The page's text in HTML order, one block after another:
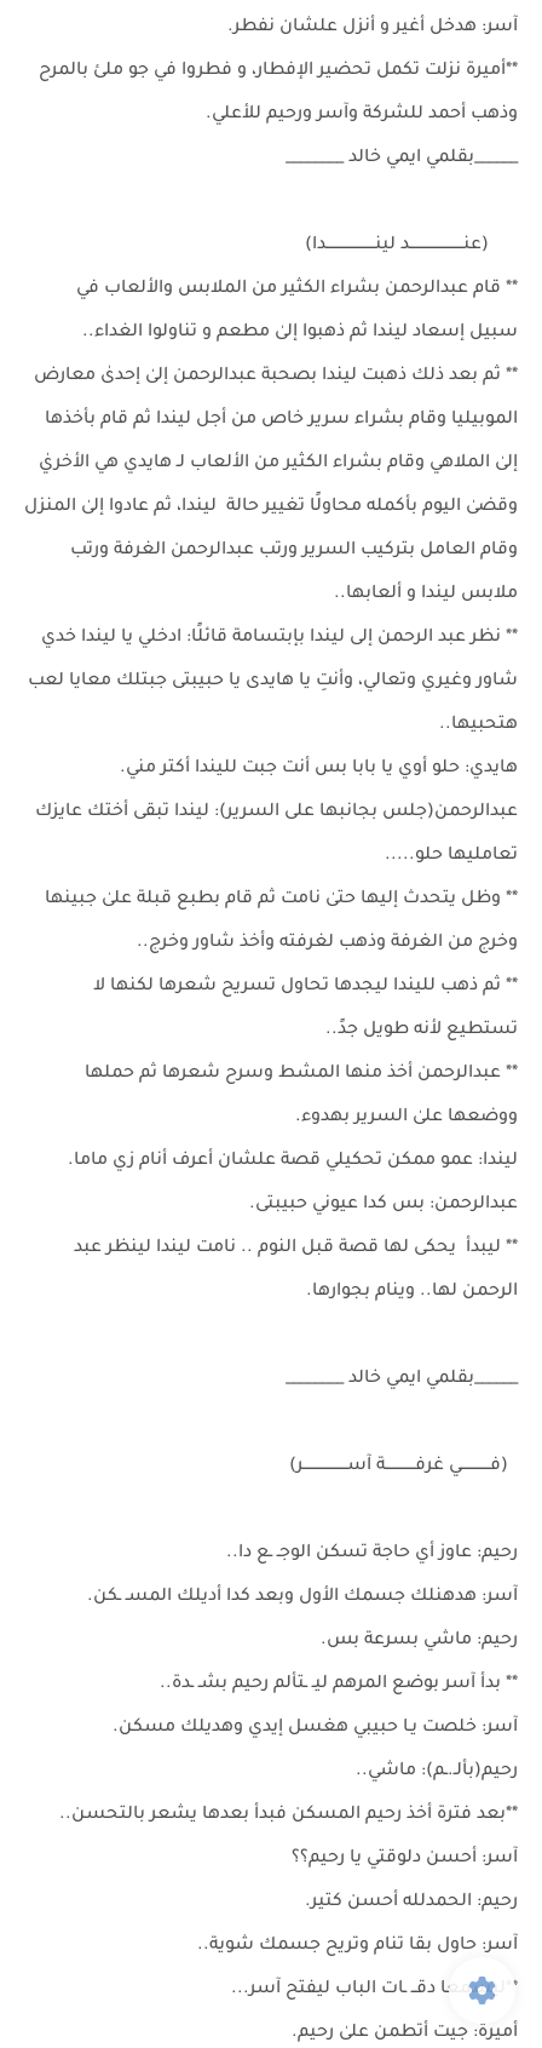
آسر: هدخل أغير و أنزل علشان نفطر.
**أميرة نزلت تكمل تحضير الإفطار، و فطروا في جو ملئ بالمرح
وذهب أحمد للشركة وآسر ورحيم للأعلي.
______بقلمي ايمي خالد ________
(عنــــــــــــــــــــــد لينــــــــــــــــــــدا)
** قام عبدالرحمن بشراء الكثير من الملابس والألعاب في
سبيل إسعاد ليندا ثم ذهبوا إلىٰ مطعم و تناولوا الغداء..
** ثم بعد ذلك ذهبت ليندا بصحبة عبدالرحمن إلىٰ إحدىٰ معارض
الموبيليا وقام بشراء سرير خاص من أجل ليندا ثم قام بأخذها
إلىٰ الملاهي وقام بشراء الكثير من الألعاب لـ هايدي هي الأخريٰ
وقضىٰ اليوم بأكمله محاولًا تغيير حالة ليندا، ثم عادوا إلىٰ المنزل
وقام العامل بتركيب السرير ورتب عبدالرحمن الغرفة ورتب
ملابس ليندا و ألعابها..
** نظر عبد الرحمن إلى ليندا بإبتسامة قائلًا: ادخلي يا ليندا خدي
شاور وغيري وتعالي، وأنتِ يا هايدى يا حبيبتى جبتلك معايا لعب
هتحبيها..
هايدي: حلو أوي يا بابا بس أنت جبت لليندا أكتر مني.
عبدالرحمن(جلس بجانبها على السرير): ليندا تبقى أختك عايزك
تعامليها حلو.....
** وظل يتحدث إليها حتىٰ نامت ثم قام بطبع قبلة علىٰ جبينها
وخرج من الغرفة وذهب لغرفته وأخذ شاور وخرج..
** ثم ذهب لليندا ليجدها تحاول تسريح شعرها لكنها لا
تستطيع لأنه طويل جدً..
** عبدالرحمن أخذ منها المشط وسرح شعرها ثم حملها
ووضعها علىٰ السرير بهدوء.
ليندا: عمو ممكن تحكيلي قصة علشان أعرف أنام زي ماما.
عبدالرحمن: بس كدا عيوني حبيبتى.
** ليبدأ يحكى لها قصة قبل النوم .. نامت ليندا لينظر عبد
الرحمن لها.. وينام بجوارها.
______بقلمي ايمي خالد ________
(فــــــــــــي غرفــــــــــــة آســــــــــــــــــر)
رحيم: عاوز أي حاجة تسكن الوجـ ـع دا..
آسر: هدهنلك جسمك الأول وبعد كدا أديلك المسـ ـكن.
رحيم: ماشي بسرعة بس.
** بدأ آسر بوضع المرهم ليـ ـتألم رحيم بشـ ـدة..
آسر: خلصت يـا حبيبي هغسل إيدي وهديلك مسكن.
رحيم(بألـ.ـم): ماشي..
**بعد فترة أخذ رحيم المسكن فبدأ بعدها يشعر بالتحسن..
آسر: أحسن دلوقتي يا رحيم؟؟
رحيم: الحمدلله أحسن كتير.
آسر: حاول بقا تنام وتريح جسمك شوية..
**ليسمعا دقــ ـات الباب ليفتح آسر...
أميرة: جيت أتطمن علىٰ رحيم.